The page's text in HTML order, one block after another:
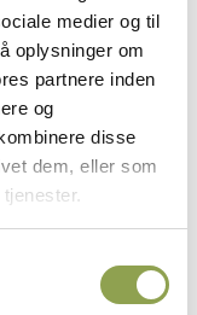
medier og til
oplysninger om
partnere inden
og
disse
dem, eller som
af
og
vise
dirigerbare, de
de
naturligvis
korrekt vis til